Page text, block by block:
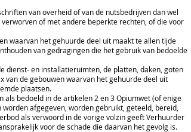
van overheid of van de nutsbedrijven dan wel
of met andere beperkte rechten, of die voor
waarvan het gehuurde deel uit maakt te allen tijde
van gedragingen die het gebruik van bedoelde
en installatieruimten, de platten, daken, goten
van de gebouwen waarvan het gehuurde deel uit
plaatsen.
bedoeld in de artikelen 2 en 3 Opiumwet (of enige
afgegeven, worden gebruikt, geteeld, bereid,
als verwoord in de vorige volzin geeft Verhuurder
voor de schade die daarvan het gevolg is.